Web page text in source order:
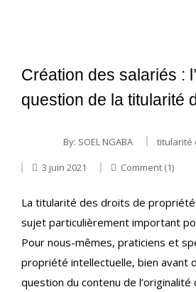
Création des salariés :
question de la titularité
By: SOEL NGABA
titularité
3 juin 2021
Comment (1)
La titularité des droits de
sujet particulièrement important
Pour nous-mêmes, praticiens et
propriété intellectuelle, bien avant
question du contenu de l’originalité